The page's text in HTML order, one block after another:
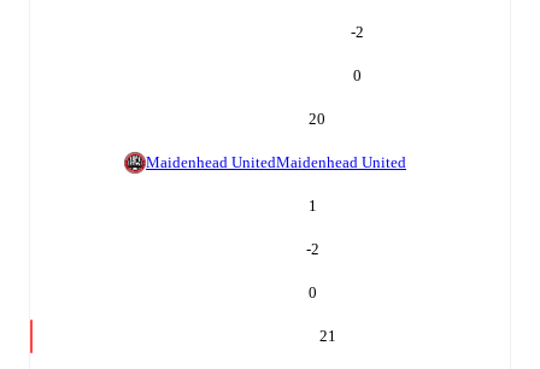
-2
0
20
Maidenhead UnitedMaidenhead United
1
-2
0
21